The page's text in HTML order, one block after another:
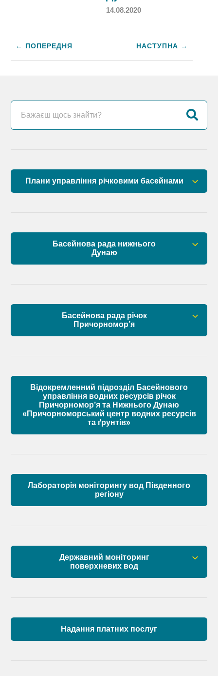
14.08.2020
← ПОПЕРЕДНЯ НАСТУПНА →
Плани управління річковими басейнами
Басейнова рада нижнього
Дунаю
Склад Басейнової ради нижнього Дунаю
Басейнова рада річок
Причорномор’я
Склад Басейнової ради річок Причорномор’я
Матеріали
Відокремленний підрозділ Басейнового
управління водних ресурсів річок
Причорномор’я та Нижнього Дунаю
«Причорноморський центр водних ресурсів
та ґрунтів»
Лабораторія моніторингу вод Південного
регіону
Державний моніторинг
поверхневих вод
Надання платних послуг